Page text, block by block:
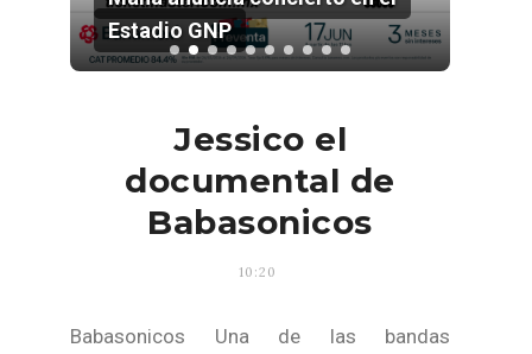
Estadio GNP
Jessico el
documental de
Babasonicos
10:20
Babasonicos Una de las bandas